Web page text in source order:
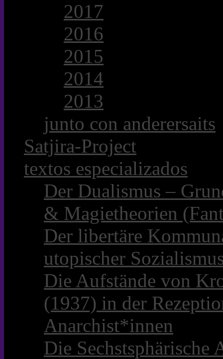
2017
2016
2015
2014
2013
junto con anderersaits
Satjira-Project
textos especializados
Der Dualismus –
& Magietheorien
Der libertäre
utopischer
Die Aufstände von
(1937) in der
Anarchist*innen
Die Sechstsphärische